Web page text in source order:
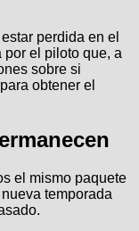
perdida en el
por el piloto que, a
sobre si
obtener el
el mismo paquete
temporada